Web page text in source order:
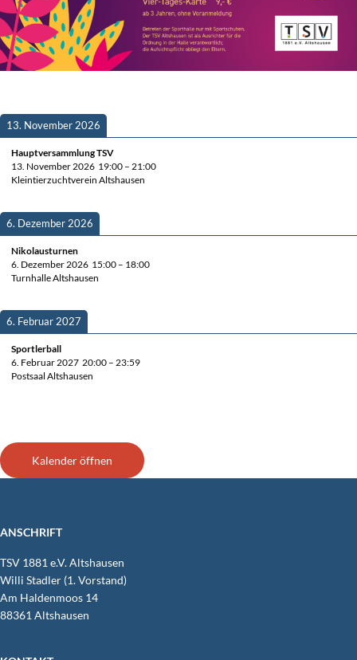
13. Novem­ber 2026
Haupt­ver­samm­lung TSV
13. Novem­ber 2026 19:00 – 21:00
Klein­tier­zucht­ver­ein Altshausen
6. Dezem­ber 2026
Niko­laus­tur­nen
6. Dezem­ber 2026 15:00 – 18:00
Turn­hal­le Altshausen
6. Febru­ar 2027
Sport­ler­ball
6. Febru­ar 2027 20:00 – 23:59
Post­saal Altshausen
Kalen­der öffnen
ANSCHRIFT
TSV 1881 e.V. Altshausen
Wil­li Stad­ler (1. Vorstand)
Am Hal­den­moos 14
88361 Altshausen